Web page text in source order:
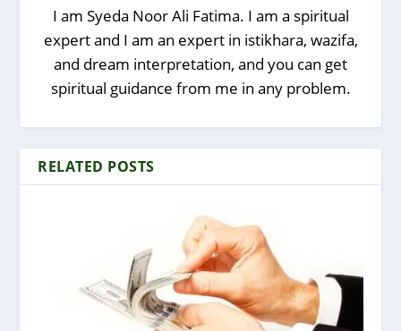
I am Syeda Noor Ali Fatima. I am a spiritual
expert and I am an expert in istikhara, wazifa,
and dream interpretation, and you can get
spiritual guidance from me in any problem.
RELATED POSTS